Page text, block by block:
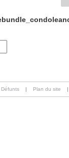
Défunts | Plan du site |